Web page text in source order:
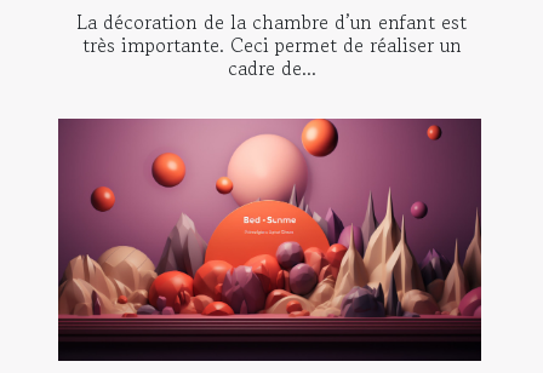
La décoration de la chambre d’un enfant est
très importante. Ceci permet de réaliser un
cadre de...